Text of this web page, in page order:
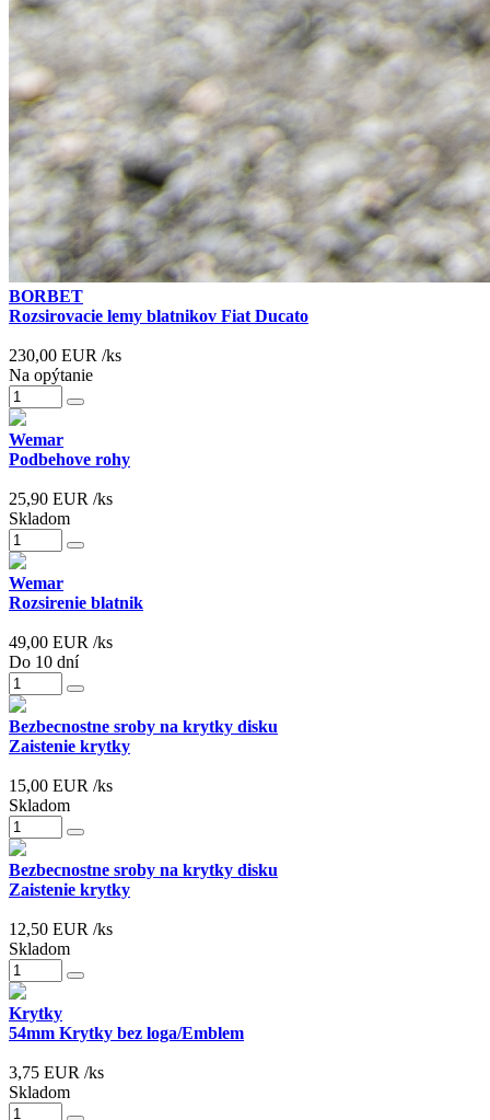
BORBET
Rozsirovacie lemy blatnikov Fiat Ducato
230,00 EUR /ks
Na opýtanie
Wemar
Podbehove rohy
25,90 EUR /ks
Skladom
Wemar
Rozsirenie blatnik
49,00 EUR /ks
Do 10 dní
Bezbecnostne sroby na krytky disku
Zaistenie krytky
15,00 EUR /ks
Skladom
Bezbecnostne sroby na krytky disku
Zaistenie krytky
12,50 EUR /ks
Skladom
Krytky
54mm Krytky bez loga/Emblem
3,75 EUR /ks
Skladom